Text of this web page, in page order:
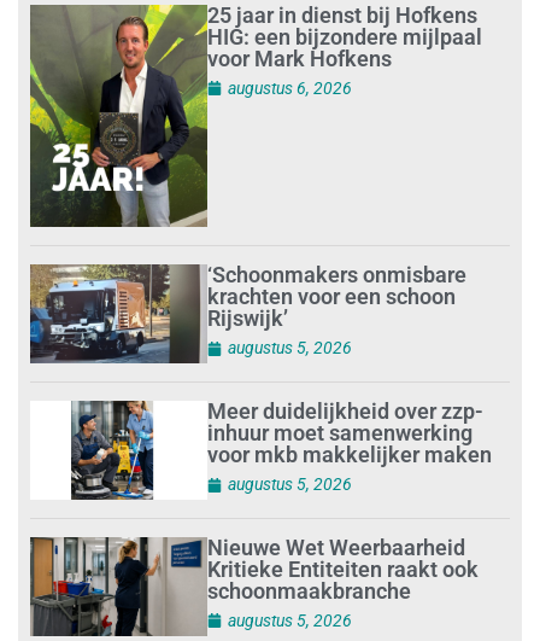
25 jaar in dienst bij Hofkens
HIG: een bijzondere mijlpaal
voor Mark Hofkens
augustus 6, 2026
‘Schoonmakers onmisbare
krachten voor een schoon
Rijswijk’
augustus 5, 2026
Meer duidelijkheid over zzp-
inhuur moet samenwerking
voor mkb makkelijker maken
augustus 5, 2026
Nieuwe Wet Weerbaarheid
Kritieke Entiteiten raakt ook
schoonmaakbranche
augustus 5, 2026